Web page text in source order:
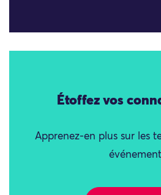
Étoffez vos
Apprenez-en plus sur les